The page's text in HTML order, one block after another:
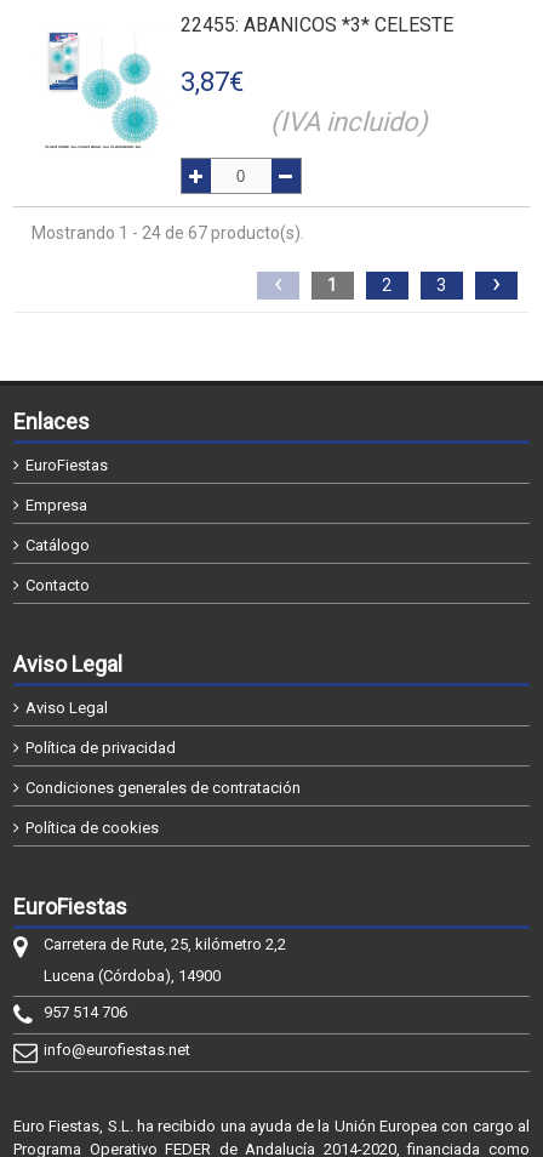
22455: ABANICOS *3* CELESTE
3,87€
(IVA incluido)
Mostrando 1 - 24 de 67 producto(s).
‹ 1 2 3 ›
Enlaces
EuroFiestas
Empresa
Catálogo
Contacto
Aviso Legal
Aviso Legal
Política de privacidad
Condiciones generales de contratación
Política de cookies
EuroFiestas
Carretera de Rute, 25, kilómetro 2,2
Lucena (Córdoba), 14900
957 514 706
info@eurofiestas.net
Euro Fiestas, S.L. ha recibido una ayuda de la Unión Europea con cargo al
Programa Operativo FEDER de Andalucía 2014-2020, financiada como